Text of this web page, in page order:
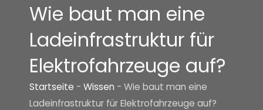
Wie baut man eine
Ladeinfrastruktur für
Elektrofahrzeuge auf?
Startseite - Wissen - Wie baut man eine
Ladeinfrastruktur für Elektrofahrzeuge auf?